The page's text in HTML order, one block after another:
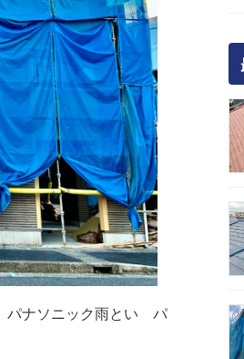
ナソニック雨とい パ